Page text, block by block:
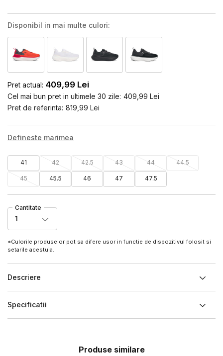
Disponibil in mai multe culori:
Pret actual: 409,99 Lei
Cel mai bun pret in ultimele 30 zile: 409,99 Lei
Pret de referinta: 819,99 Lei
Defineste marimea
41 42 42.5 43 44 44.5
45 45.5 46 47 47.5
Cantitate
1
*Culorile produselor pot sa difere usor in functie de dispozitivul folosit si
setarile acestuia.
Descriere
Specificatii
Produse similare